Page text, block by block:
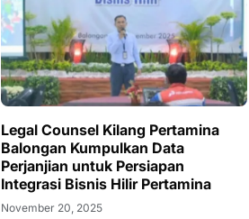
Legal Counsel Kilang Pertamina
Balongan Kumpulkan Data
Perjanjian untuk Persiapan
Integrasi Bisnis Hilir Pertamina
November 20, 2025